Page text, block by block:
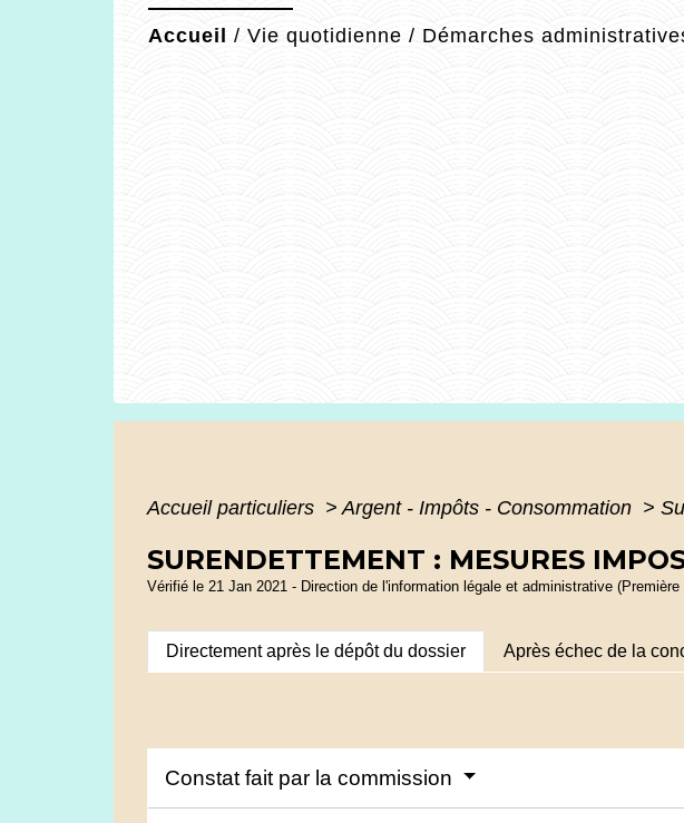
Accueil / Vie quotidienne / Démarches
Accueil particuliers > Argent - Impôts - Consommation >
SURENDETTEMENT : MESURES
Vérifié le 21 Jan 2021 - Direction de l'information légale et administrative (Première
Directement après le dépôt du dossier Après échec de la
Constat fait par la commission